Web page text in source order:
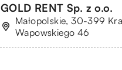
GOLD RENT Sp. z o.o.
Małopolskie, 30-399
Wapowskiego 46